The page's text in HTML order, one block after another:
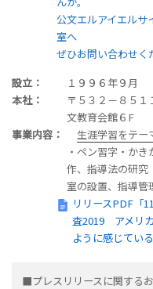
公文エルアイエルサ
室へ
ぜひお問い合わせく
設立：
１９９６年９月
本社：
〒５３２－８５
文教育会館６F
事業内容：
生涯学習をテー
・ペン習字・か
作、指導法の研究
室の設置、指導管
リリースPDF「
査2019 アメリ
ように感じている
■プレスリリースに関する